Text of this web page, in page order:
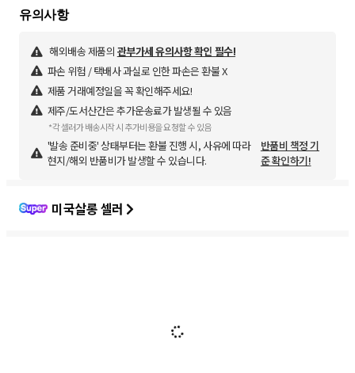
유의사항
해외배송 제품의 관부가세 유의사항 확인 필수!
파손 위험 / 택배사 과실로 인한 파손은 환불 X
제품 거래예정일을 꼭 확인해주세요!
제주/도서산간은 추가운송료가 발생될 수 있음
*각 셀러가 배송시작 시 추가비용을 요청할 수 있음
'발송 준비중' 상태부터는 환불 진행 시, 사유에 따라
현지/해외 반품비가 발생할 수 있습니다.
반품비 책정 기
준 확인하기!
미국살롱 셀러